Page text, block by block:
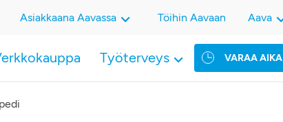
VARAA AIKA
Työterveys
Asiakkaana Aavassa Töihin Aavaan Aava